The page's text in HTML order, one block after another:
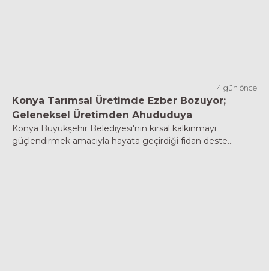
4 gün önce
Konya Tarımsal Üretimde Ezber Bozuyor;
Geleneksel Üretimden Ahududuya
Konya Büyükşehir Belediyesi'nin kırsal kalkınmayı
güçlendirmek amacıyla hayata geçirdiği fidan deste...